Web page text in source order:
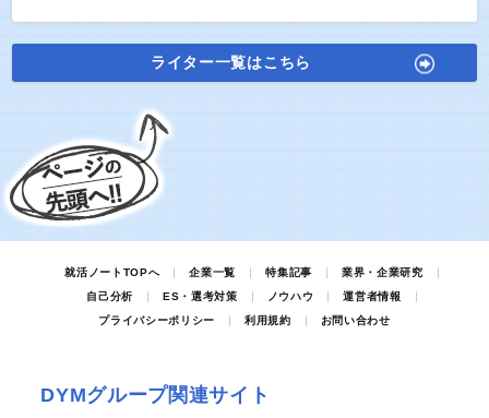
ライター一覧はこちら
就活ノートTOPへ 企業一覧 特集記事
業界・企業研究
自己分析
ES・選考対策 ノウハウ
運営者情報
プライバシーポリシー
利用規約 お問い合わせ
DYMグループ関連サイト